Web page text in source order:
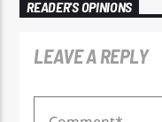
READER'S OPINIONS
LEAVE A REPLY